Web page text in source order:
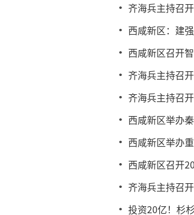
齐海兵主持召
西咸新区：建
西咸新区召开
齐海兵主持召
齐海兵主持召
西咸新区举办
西咸新区举办
西咸新区召开
齐海兵主持召
投资20亿！杉